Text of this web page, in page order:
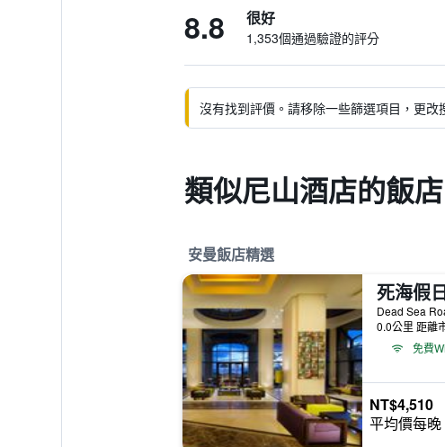
8.8 很好
1,353個通過驗證的評分
沒有找到評價。請移除一些篩選項目，更改
類似尼山酒店的飯店
安曼飯店精選
死海假
Dead Sea
0.0公里 距離
免費
NT$4,510
平均價每晚